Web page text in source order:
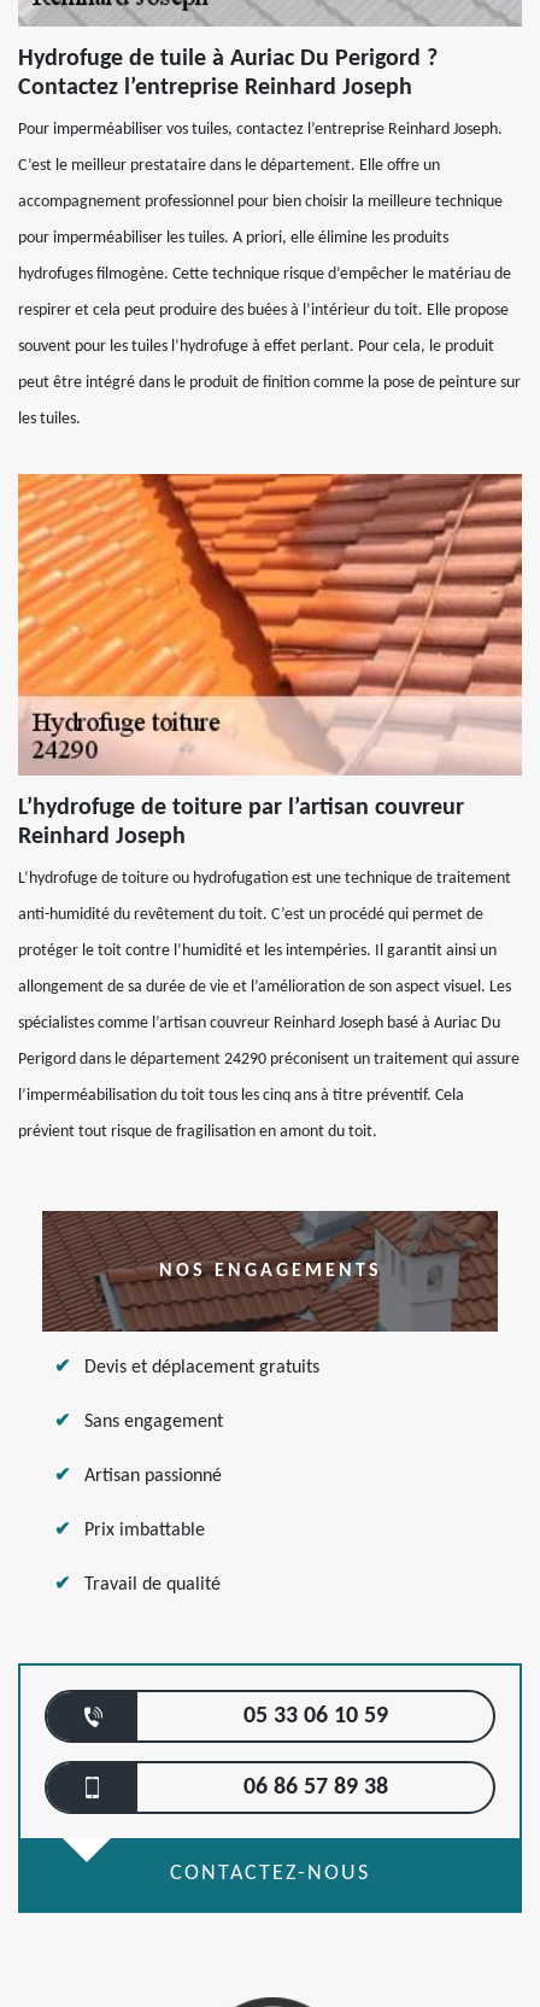
Hydrofuge de tuile à Auriac Du Perigord ?
Contactez l’entreprise Reinhard Joseph
Pour imperméabiliser vos tuiles, contactez l’entreprise Reinhard Joseph.
C’est le meilleur prestataire dans le département. Elle offre un
accompagnement professionnel pour bien choisir la meilleure technique
pour imperméabiliser les tuiles. A priori, elle élimine les produits
hydrofuges filmogène. Cette technique risque d’empêcher le matériau de
respirer et cela peut produire des buées à l’intérieur du toit. Elle propose
souvent pour les tuiles l’hydrofuge à effet perlant. Pour cela, le produit
peut être intégré dans le produit de finition comme la pose de peinture sur
les tuiles.
L’hydrofuge de toiture par l’artisan couvreur
Reinhard Joseph
L’hydrofuge de toiture ou hydrofugation est une technique de traitement
anti-humidité du revêtement du toit. C’est un procédé qui permet de
protéger le toit contre l’humidité et les intempéries. Il garantit ainsi un
allongement de sa durée de vie et l’amélioration de son aspect visuel. Les
spécialistes comme l’artisan couvreur Reinhard Joseph basé à Auriac Du
Perigord dans le département 24290 préconisent un traitement qui assure
l’imperméabilisation du toit tous les cinq ans à titre préventif. Cela
prévient tout risque de fragilisation en amont du toit.
NOS ENGAGEMENTS
Devis et déplacement gratuits
Sans engagement
Artisan passionné
Prix imbattable
Travail de qualité
05 33 06 10 59
06 86 57 89 38
CONTACTEZ-NOUS